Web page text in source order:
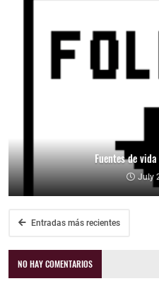
Fuentes de
July
Entradas más recientes
NO HAY COMENTARIOS